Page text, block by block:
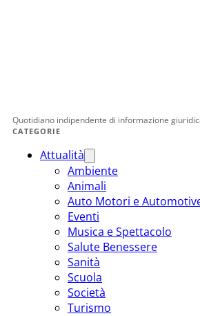
Quotidiano indipendente di informazione
CATEGORIE
Attualità
Ambiente
Animali
Auto Motori e
Eventi
Musica e Spettacolo
Salute Benessere
Sanità
Scuola
Società
Turismo